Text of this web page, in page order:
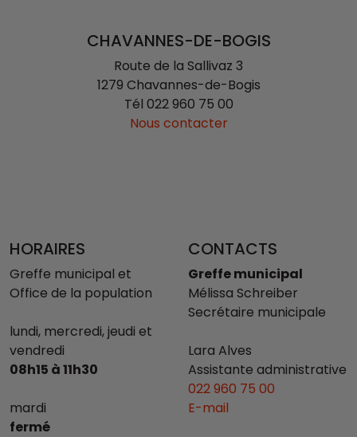
CHAVANNES-DE-BOGIS
Route de la Sallivaz 3
1279 Chavannes-de-Bogis
Tél 022 960 75 00
Nous contacter
HORAIRES
Greffe municipal et
Office de la population
lundi, mercredi, jeudi et
vendredi
08h15 à 11h30
mardi
fermé
CONTACTS
Greffe municipal
Mélissa Schreiber
Secrétaire municipale
Lara Alves
Assistante administrative
022 960 75 00
E-mail